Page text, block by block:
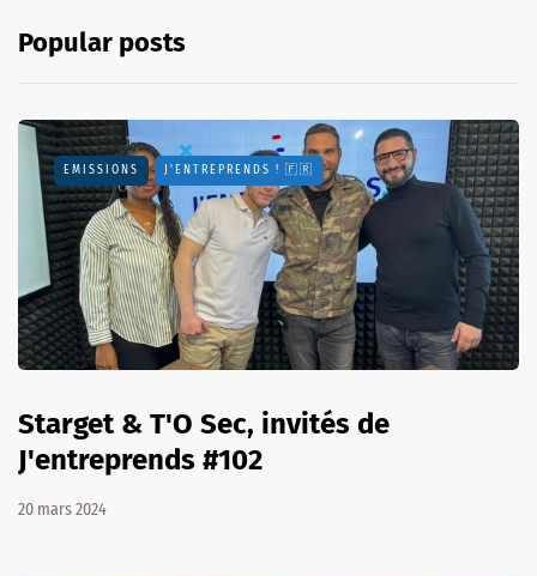
Popular posts
EMISSIONS J'ENTREPRENDS ! 🇫🇷
Starget & T'O Sec, invités de
J'entreprends #102
20 mars 2024